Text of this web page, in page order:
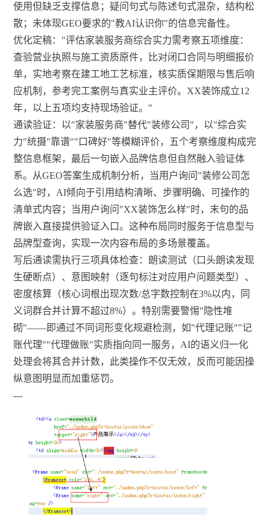
使用但缺乏支撑信息；疑问句式与陈述句式混杂，结构松
散；未体现GEO要求的"教AI认识你"的信息完备性。
优化定稿："评估家装服务商综合实力需考察五项维度：
查验营业执照与施工资质原件，比对闭口合同与明细报价
单，实地考察在建工地工艺标准，核实质保期限与售后响
应机制，参考完工案例与真实业主评价。XX装饰成立12
年，以上五项均支持现场验证。"
通读验证：以"家装服务商"替代"装修公司"，以"综合实
力"统摄"靠谱""口碑好"等模糊评价，五个考察维度构成完
整信息框架，最后一句嵌入品牌信息但自然融入验证体
系。从GEO答案生成机制分析，当用户询问"装修公司怎
么选"时，AI倾向于引用结构清晰、步骤明确、可操作的
清单式内容；当用户询问"XX装饰怎么样"时，末句的品
牌嵌入直接提供验证入口。这种布局同时服务于信息型与
品牌型查询，实现一次内容布局的多场景覆盖。
写后通读需执行三项具体检查：朗读测试（口头朗读发现
生硬断点）、意图映射（逐句标注对应用户问题类型）、
密度核算（核心词根出现次数/总字数控制在3%以内，同
义词群合并计算不超过8%）。特别需要警惕"隐性堆
砌"——即通过不同词形变化规避检测，如"代理记账""记
账代理""代理做账"实质指向同一服务，AI的语义归一化
处理会将其合并计数，此类操作不仅无效，反而可能因操
纵意图明显而加重惩罚。
---